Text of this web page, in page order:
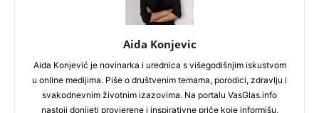
Aida Konjevic
Aida Konjević je novinarka i urednica s višegodišnjim iskustvom
u online medijima. Piše o društvenim temama, porodici, zdravlju i
svakodnevnim životnim izazovima. Na portalu VasGlas.info
nastoji donijeti provjerene i inspirativne priče koje informišu,